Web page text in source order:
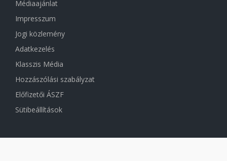
Médiaajánlat
Impresszum
Jogi közlemény
Adatkezelés
Klasszis Média
Hozzászólási szabályzat
Előfizetői ÁSZF
Sütibeállítások